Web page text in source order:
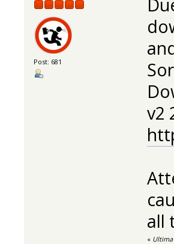
Post: 681
v2
all
« Ultima